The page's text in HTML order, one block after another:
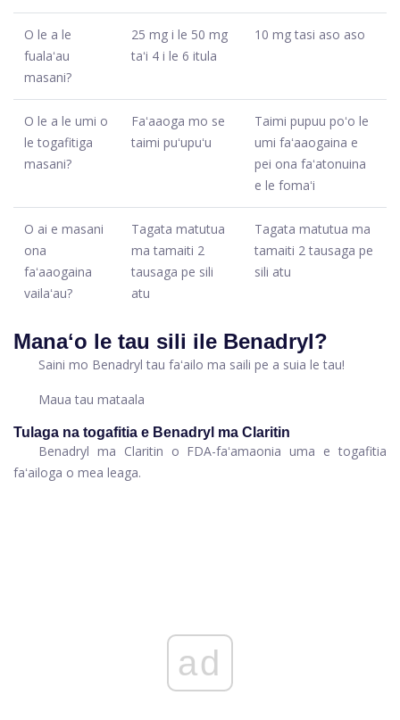
O le a le
fualaʻau
masani?
25 mg i le 50 mg
taʻi 4 i le 6 itula
10 mg tasi aso aso
O le a le umi o
le togafitiga
masani?
Faʻaaoga mo se
taimi puʻupuʻu
Taimi pupuu poʻo le
umi faʻaaogaina e
pei ona faʻatonuina
e le fomaʻi
O ai e masani
ona
faʻaaogaina
vailaʻau?
Tagata matutua
ma tamaiti 2
tausaga pe sili
atu
Tagata matutua ma
tamaiti 2 tausaga pe
sili atu
Manaʻo le tau sili ile Benadryl?
Saini mo Benadryl tau faʻailo ma saili pe a suia le tau!
Maua tau mataala
Tulaga na togafitia e Benadryl ma Claritin
Benadryl ma Claritin o FDA-faʻamaonia uma e togafitia
faʻailoga o mea leaga.
ad